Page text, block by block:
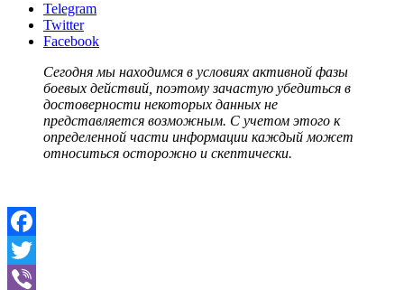
Telegram
Twitter
Facebook
Сегодня мы находимся в условиях активной фазы
боевых действий, поэтому зачастую убедиться в
достоверности некоторых данных не
представляется возможным. С учетом этого к
определенной части информации каждый может
относиться осторожно и скептически.
Facebook
Twitter